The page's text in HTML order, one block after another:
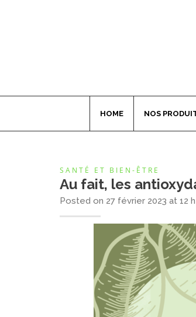
HOME NOS
SANTÉ ET BIEN-ÊTRE
Au fait, les
Posted on 27 février 2023 at 12